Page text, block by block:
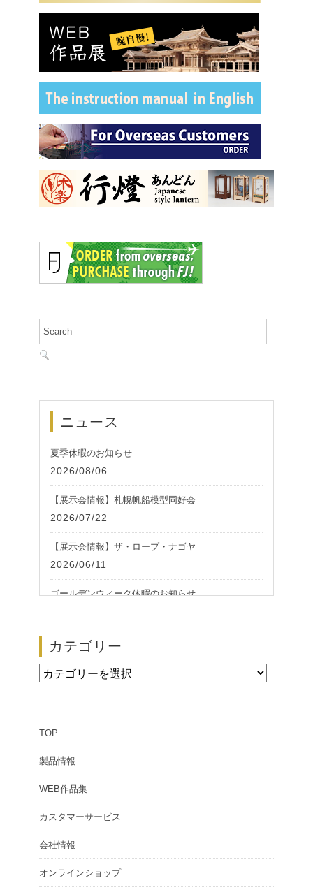
ニュース
夏季休暇のお知らせ
2026/08/06
【展示会情報】札幌帆船模型同好会
2026/07/22
【展示会情報】ザ・ロープ・ナゴヤ
2026/06/11
ゴールデンウィーク休暇のお知らせ
【展示会情報】第51回 ザ・ロープ 帆船模型展
カテゴリー
カ
リ
ー
TOP
製品情報
WEB作品集
カスタマーサービス
会社情報
オンラインショップ